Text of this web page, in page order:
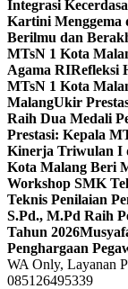
Integrasi
Kartini Menggema
Berilmu dan
MTsN 1 Kota
Agama RIRefleksi
MTsN 1 Kota
MalangUkir
Raih Dua Medali
Prestasi: Kepala
Kinerja Triwulan I
Kota Malang Beri
Workshop SMK
Teknis Penilaian
S.Pd., M.Pd Raih
Tahun 2026
Penghargaan
WA Only, Layanan
085126495339